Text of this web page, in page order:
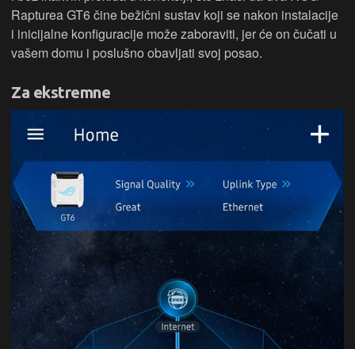
Rapturea GT6 čine bežični sustav koji se nakon instalacije
i inicijalne konfiguracije može zaboraviti, jer će on čučati u
vašem domu i poslušno obavljati svoj posao.
Za ekstremne